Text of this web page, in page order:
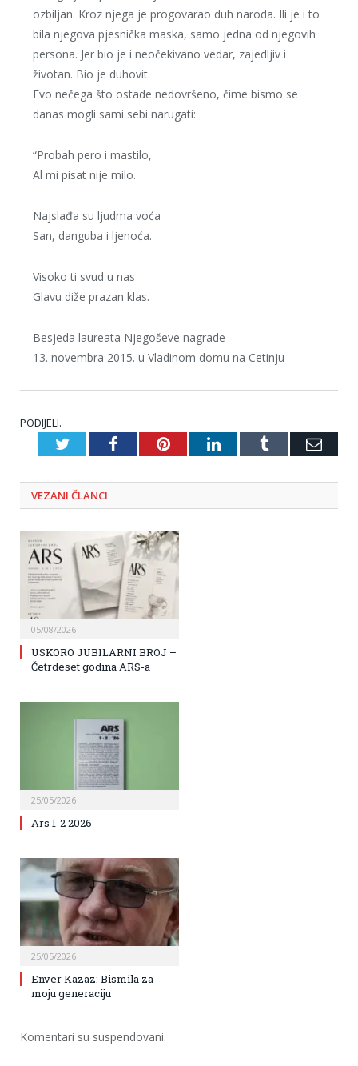
ozbiljan. Kroz njega je progovarao duh naroda. Ili je i to
bila njegova pjesnička maska, samo jedna od njegovih
persona. Jer bio je i neočekivano vedar, zajedljiv i
životan. Bio je duhovit.
Evo nečega što ostade nedovršeno, čime bismo se
danas mogli sami sebi narugati:
“Probah pero i mastilo,
Al mi pisat nije milo.
Najslađa su ljudma voća
San, danguba i ljenoća.
Visoko ti svud u nas
Glavu diže prazan klas.
Besjeda laureata Njegoševe nagrade
13. novembra 2015. u Vladinom domu na Cetinju
PODIJELI.
TwitterFacebookPinterestLinkedInTumblr
VEZANI ČLANCI
05/08/2026
USKORO JUBILARNI BROJ –
Četrdeset godina ARS-a
25/05/2026
Ars 1-2 2026
25/05/2026
Enver Kazaz: Bismila za
moju generaciju
Komentari su suspendovani.